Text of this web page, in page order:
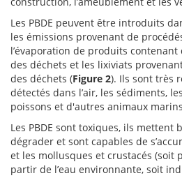
Les PBDE peuvent être introduits
les émissions provenant de
l’évaporation de produits contenant
des déchets et les lixiviats
des déchets (Figure 2). Ils sont très
détectés dans l’air, les sédiments,
poissons et d'autres animaux
Les PBDE sont toxiques, ils mettent
dégrader et sont capables de
et les mollusques et crustacés (soit
partir de l’eau environnante, soit